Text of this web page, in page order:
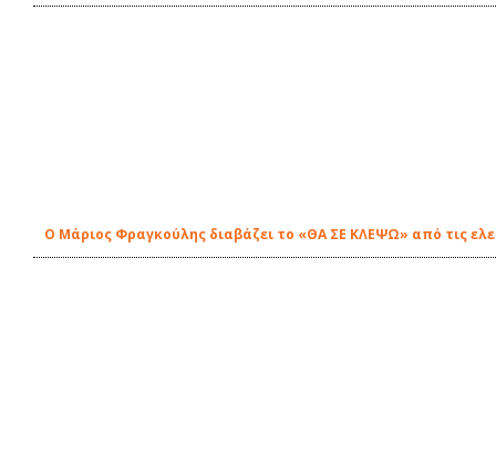
O Μάριος Φραγκούλης διαβάζει το «ΘΑ ΣΕ ΚΛΕΨΩ» από τις